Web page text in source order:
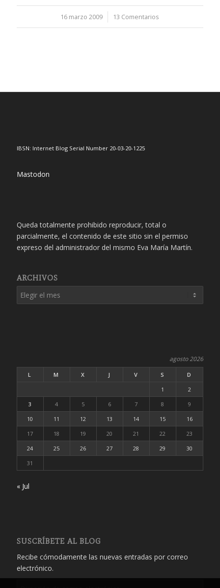
16 marzo 2009
/ 13 Comentarios
IBSN: Internet Blog Serial Number 20-03-20-1225
Mastodon
Queda totalmente prohibido reproducir, total o
parcialmente, el contenido de este sitio sin el permiso
expreso del administrador del mismo Eva María Martín.
ARCHIVOS
agosto 2026
L M X J V S
D
1
2
3
4 5 6 7 8
9
10
11 12 13 14 15
16
17
18 19 20 21 22
23
24
25 26 27 28 29
30
31
« Jul
SUSCRÍBETE AL BLOG
Recibe cómodamente las nuevas entradas por correo
electrónico.